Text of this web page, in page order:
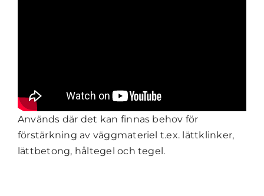
Används där det kan finnas behov för
förstärkning av väggmateriel t.ex. lättklinker,
lättbetong, håltegel och tegel.